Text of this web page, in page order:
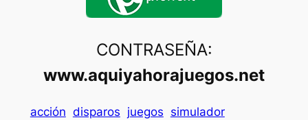
CONTRASEÑA:
www.aquiyahorajuegos.net
acción disparos juegos simulador